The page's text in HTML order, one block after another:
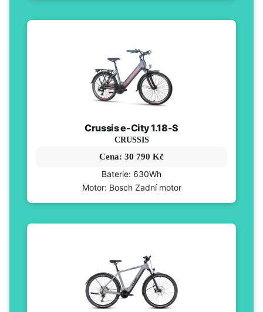
Crussis e-City 1.18-S
CRUSSIS
Cena: 30 790 Kč
Baterie: 630Wh
Motor: Bosch Zadní motor